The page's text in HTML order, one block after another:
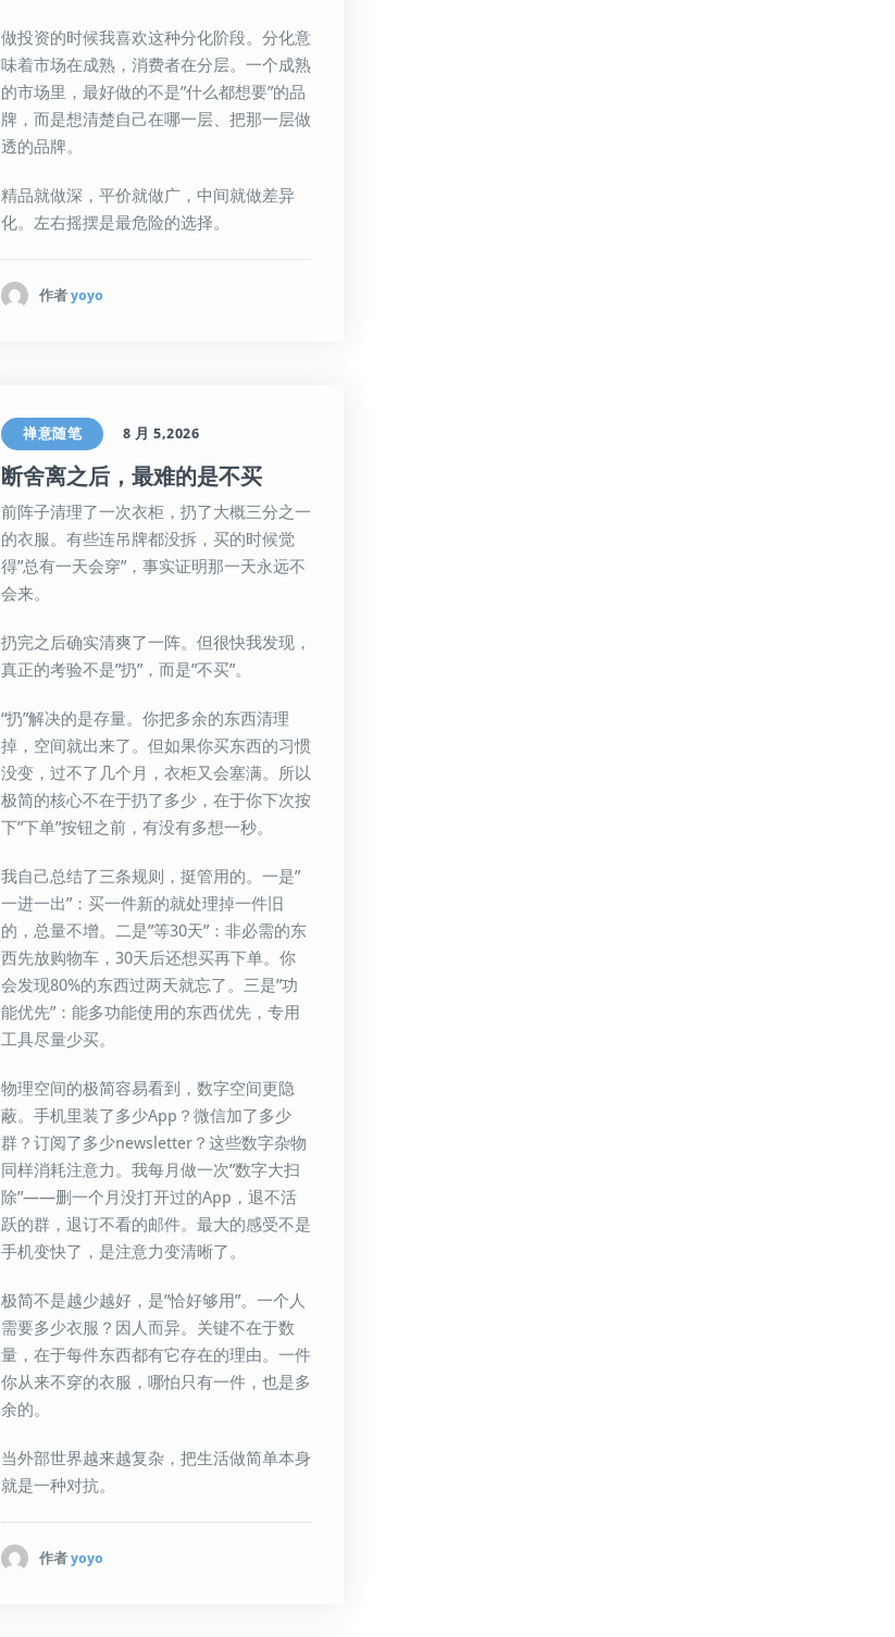
做投资的时候我喜欢这种分化阶段。分化意
味着市场在成熟，消费者在分层。一个成熟
的市场里，最好做的不是”什么都想要”的品
牌，而是想清楚自己在哪一层、把那一层做
透的品牌。
精品就做深，平价就做广，中间就做差异
化。左右摇摆是最危险的选择。
作者 yoyo
禅意随笔 8 月 5,2026
断舍离之后，最难的是不买
前阵子清理了一次衣柜，扔了大概三分之一
的衣服。有些连吊牌都没拆，买的时候觉
得”总有一天会穿”，事实证明那一天永远不
会来。
扔完之后确实清爽了一阵。但很快我发现，
真正的考验不是”扔”，而是”不买”。
“扔”解决的是存量。你把多余的东西清理
掉，空间就出来了。但如果你买东西的习惯
没变，过不了几个月，衣柜又会塞满。所以
极简的核心不在于扔了多少，在于你下次按
下”下单”按钮之前，有没有多想一秒。
我自己总结了三条规则，挺管用的。一是”
一进一出”：买一件新的就处理掉一件旧
的，总量不增。二是”等30天”：非必需的东
西先放购物车，30天后还想买再下单。你
会发现80%的东西过两天就忘了。三是”功
能优先”：能多功能使用的东西优先，专用
工具尽量少买。
物理空间的极简容易看到，数字空间更隐
蔽。手机里装了多少App？微信加了多少
群？订阅了多少newsletter？这些数字杂物
同样消耗注意力。我每月做一次”数字大扫
除”——删一个月没打开过的App，退不活
跃的群，退订不看的邮件。最大的感受不是
手机变快了，是注意力变清晰了。
极简不是越少越好，是”恰好够用”。一个人
需要多少衣服？因人而异。关键不在于数
量，在于每件东西都有它存在的理由。一件
你从来不穿的衣服，哪怕只有一件，也是多
余的。
当外部世界越来越复杂，把生活做简单本身
就是一种对抗。
作者 yoyo